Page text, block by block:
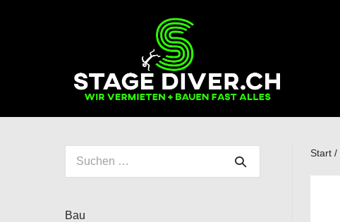
Suchen
Bau
Start /